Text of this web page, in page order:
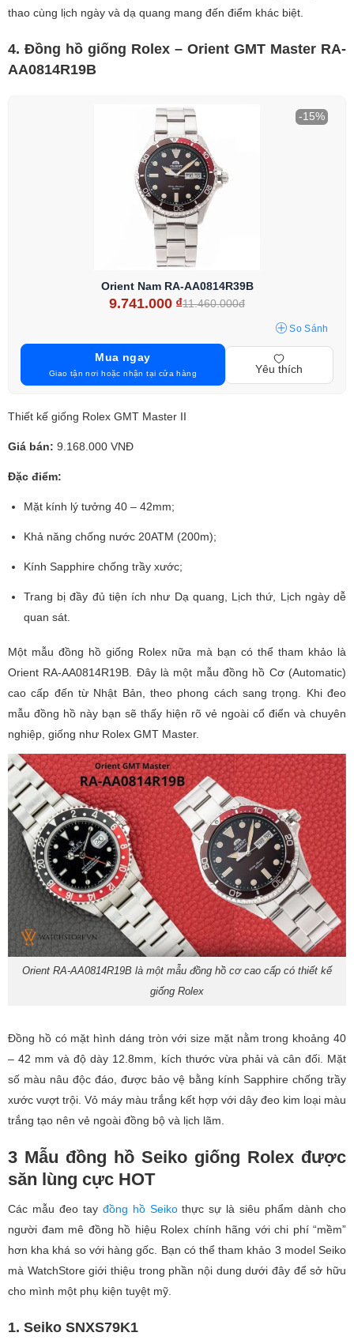
thao cùng lịch ngày và dạ quang mang đến điểm khác biệt.
4. Đồng hồ giống Rolex – Orient GMT Master RA-
AA0814R19B
-15%
Orient Nam RA-AA0814R39B
9.741.000 ₫11.460.000đ
So Sánh
Mua ngay
Giao tận nơi hoặc nhận tại cửa hàng Yêu thích
Thiết kế giống Rolex GMT Master II
Giá bán: 9.168.000 VNĐ
Đặc điểm:
Mặt kính lý tưởng 40 – 42mm;
Khả năng chống nước 20ATM (200m);
Kính Sapphire chống trầy xước;
Trang bị đầy đủ tiện ích như Dạ quang, Lịch thứ, Lịch ngày dễ
quan sát.
Một mẫu đồng hồ giống Rolex nữa mà bạn có thể tham khảo là
Orient RA-AA0814R19B. Đây là một mẫu đồng hồ Cơ (Automatic)
cao cấp đến từ Nhật Bản, theo phong cách sang trọng. Khi đeo
mẫu đồng hồ này bạn sẽ thấy hiện rõ vẻ ngoài cổ điển và chuyên
nghiệp, giống như Rolex GMT Master.
Orient RA-AA0814R19B là một mẫu đồng hồ cơ cao cấp có thiết kế
giống Rolex
Đồng hồ có mặt hình dáng tròn với size mặt nằm trong khoảng 40
– 42 mm và độ dày 12.8mm, kích thước vừa phải và cân đối. Mặt
số màu nâu độc đáo, được bảo vệ bằng kính Sapphire chống trầy
xước vượt trội. Vỏ máy màu trắng kết hợp với dây đeo kim loại màu
trắng tạo nên vẻ ngoài đồng bộ và lịch lãm.
3 Mẫu đồng hồ Seiko giống Rolex được
săn lùng cực HOT
Các mẫu đeo tay đồng hồ Seikothực sự là siêu phẩm dành cho
người đam mê đồng hồ hiệu Rolex chính hãng với chi phí “mềm”
hơn kha khá so với hàng gốc. Bạn có thể tham khảo 3 model Seiko
mà WatchStore giới thiệu trong phần nội dung dưới đây để sở hữu
cho mình một phụ kiện tuyệt mỹ.
1. Seiko SNXS79K1